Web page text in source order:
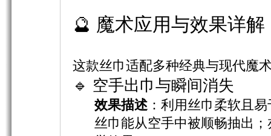
🔮 魔术应用与效果详解
这款丝巾适配多种经典与现代魔
🔹 空手出巾与瞬间消失
效果描述：利用丝巾柔软且
丝巾能从空手中被顺畅抽出